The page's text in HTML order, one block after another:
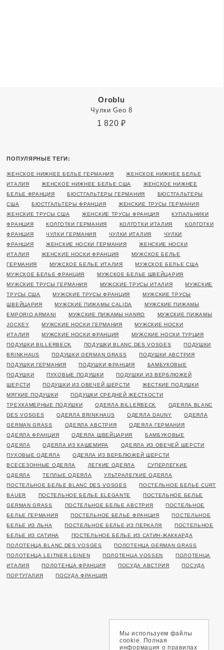
Oroblu
Чулки Geo 8
1 820 ₽
ПОПУЛЯРНЫЕ ТЕГИ:
ЖЕНСКОЕ НИЖНЕЕ БЕЛЬЕ ГЕРМАНИЯ
ЖЕНСКОЕ НИЖНЕЕ БЕЛЬЕ
ИТАЛИЯ
ЖЕНСКОЕ НИЖНЕЕ БЕЛЬЕ США
ЖЕНСКОЕ НИЖНЕЕ
БЕЛЬЕ ФРАНЦИЯ
БЮСТГАЛЬТЕРЫ ГЕРМАНИЯ
БЮСТГАЛЬТЕРЫ
США
БЮСТГАЛЬТЕРЫ ФРАНЦИЯ
ЖЕНСКИЕ ТРУСЫ ГЕРМАНИЯ
ЖЕНСКИЕ ТРУСЫ США
ЖЕНСКИЕ ТРУСЫ ФРАНЦИЯ
КУПАЛЬНИКИ
ФРАНЦИЯ
КОЛГОТКИ ГЕРМАНИЯ КОЛГОТКИ ИТАЛИЯ
КОЛГОТКИ
ФРАНЦИЯ
ЧУЛКИ ГЕРМАНИЯ ЧУЛКИ ИТАЛИЯ
ЧУЛКИ
ФРАНЦИЯ
ЖЕНСКИЕ НОСКИ ГЕРМАНИЯ
ЖЕНСКИЕ НОСКИ
ИТАЛИЯ
ЖЕНСКИЕ НОСКИ ФРАНЦИЯ
МУЖСКОЕ БЕЛЬЕ
ГЕРМАНИЯ
МУЖСКОЕ БЕЛЬЕ ИТАЛИЯ
МУЖСКОЕ БЕЛЬЕ США
МУЖСКОЕ БЕЛЬЕ ФРАНЦИЯ
МУЖСКОЕ БЕЛЬЕ ШВЕЙЦАРИЯ
МУЖСКИЕ ТРУСЫ ГЕРМАНИЯ
МУЖСКИЕ ТРУСЫ ИТАЛИЯ
МУЖСКИЕ
ТРУСЫ США
МУЖСКИЕ ТРУСЫ ФРАНЦИЯ
МУЖСКИЕ ТРУСЫ
ШВЕЙЦАРИЯ
МУЖСКИЕ ПИЖАМЫ CALIDA
МУЖСКИЕ ПИЖАМЫ
EMPORIO ARMANI
МУЖСКИЕ ПИЖАМЫ HANRO
МУЖСКИЕ ПИЖАМЫ
JOCKEY
МУЖСКИЕ НОСКИ ГЕРМАНИЯ
МУЖСКИЕ НОСКИ
ИТАЛИЯ
МУЖСКИЕ НОСКИ ФРАНЦИЯ
МУЖСКИЕ НОСКИ ТУРЦИЯ
ПОДУШКИ BILLERBECK
ПОДУШКИ BLANC DES VOSGES
ПОДУШКИ
BRINKHAUS
ПОДУШКИ GERMAN GRASS
ПОДУШКИ АВСТРИЯ
ПОДУШКИ ГЕРМАНИЯ
ПОДУШКИ ФРАНЦИЯ
БАМБУКОВЫЕ
ПОДУШКИ
ПУХОВЫЕ ПОДУШКИ
ПОДУШКИ ИЗ ВЕРБЛЮЖЕЙ
ШЕРСТИ
ПОДУШКИ ИЗ ОВЕЧЕЙ ШЕРСТИ
ЖЕСТКИЕ ПОДУШКИ
МЯГКИЕ ПОДУШКИ
ПОДУШКИ СРЕДНЕЙ ЖЕСТКОСТИ
ТРЕХКАМЕРНЫЕ ПОДУШКИ
ОДЕЯЛА BILLERBECK
ОДЕЯЛА BLANC
DES VOSGES
ОДЕЯЛА BRINKHAUS ОДЕЯЛА DAUNY
ОДЕЯЛА
GERMAN GRASS
ОДЕЯЛА АВСТРИЯ
ОДЕЯЛА ГЕРМАНИЯ
ОДЕЯЛА ФРАНЦИЯ
ОДЕЯЛА ШВЕЙЦАРИЯ
БАМБУКОВЫЕ
ОДЕЯЛА
ОДЕЯЛА ИЗ КАШЕМИРА
ОДЕЯЛА ИЗ ОВЕЧЕЙ ШЕРСТИ
ПУХОВЫЕ ОДЕЯЛА
ОДЕЯЛА ИЗ ВЕРБЛЮЖЕЙ ШЕРСТИ
ВСЕСЕЗОННЫЕ ОДЕЯЛА
ЛЕГКИЕ ОДЕЯЛА
СУПЕРЛЕГКИЕ
ОДЕЯЛА
ТЕПЛЫЕ ОДЕЯЛА
УЛЬТРАЛЕГКИЕ ОДЕЯЛА
ПОСТЕЛЬНОЕ БЕЛЬЕ BLANC DES VOSGES
ПОСТЕЛЬНОЕ БЕЛЬЕ CURT
BAUER
ПОСТЕЛЬНОЕ БЕЛЬЕ ELEGANTE
ПОСТЕЛЬНОЕ БЕЛЬЕ
GERMAN GRASS
ПОСТЕЛЬНОЕ БЕЛЬЕ АВСТРИЯ
ПОСТЕЛЬНОЕ
БЕЛЬЕ ГЕРМАНИЯ
ПОСТЕЛЬНОЕ БЕЛЬЕ ФРАНЦИЯ
ПОСТЕЛЬНОЕ
БЕЛЬЕ ИЗ ЛЬНА
ПОСТЕЛЬНОЕ БЕЛЬЕ ИЗ ПЕРКАЛЯ
ПОСТЕЛЬНОЕ
БЕЛЬЕ ИЗ САТИНА
ПОСТЕЛЬНОЕ БЕЛЬЕ ИЗ САТИН-ЖАККАРДА
ПОЛОТЕНЦА BLANC DES VOSGES
ПОЛОТЕНЦА GERMAN GRASS
ПОЛОТЕНЦА LEITNER LEINEN
ПОЛОТЕНЦА VOSSEN
ПОЛОТЕНЦА
ИТАЛИЯ
ПОЛОТЕНЦА ФРАНЦИЯ ПОСУДА АВСТРИЯ
ПОСУДА
ПОРТУГАЛИЯ
ПОСУДА ФРАНЦИЯ
Мы используем файлы
cookie. Полная
информация о правилах